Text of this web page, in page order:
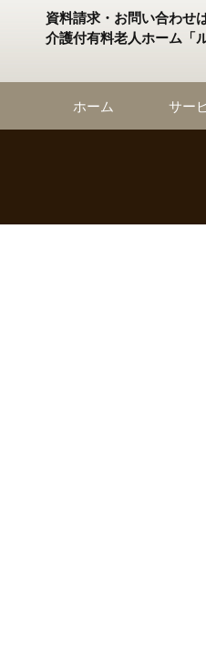
資料請求・お問い合わせ
介護付有料老人ホーム「
ホーム サー